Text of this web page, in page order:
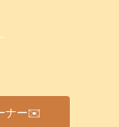
ナー✉️